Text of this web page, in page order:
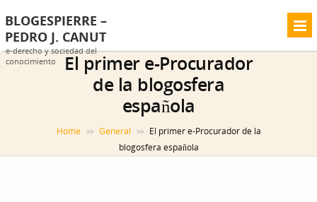
BLOGESPIERRE –
PEDRO J. CANUT
e-derecho y sociedad del
conocimiento
El primer e-Procurador
de la blogosfera
española
Home >> General >>
El primer e-Procurador de la
blogosfera española